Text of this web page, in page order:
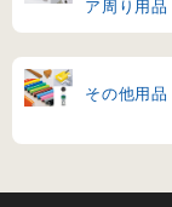
ア周り用品
その他用品